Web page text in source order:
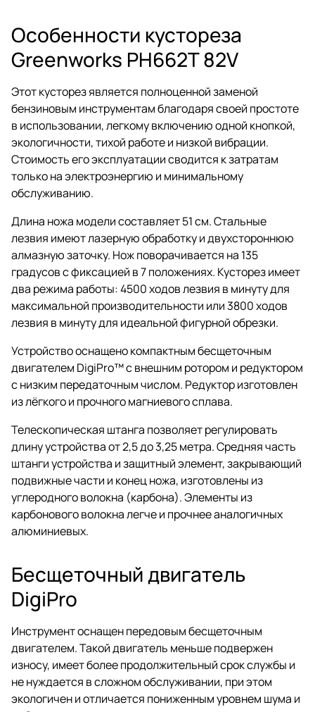
Особенности кустореза
Greenworks PH662T 82V
Этот кусторез является полноценной заменой
бензиновым инструментам благодаря своей простоте
в использовании, легкому включению одной кнопкой,
экологичности, тихой работе и низкой вибрации.
Стоимость его эксплуатации сводится к затратам
только на электроэнергию и минимальному
обслуживанию.
Длина ножа модели составляет 51 см. Стальные
лезвия имеют лазерную обработку и двухстороннюю
алмазную заточку. Нож поворачивается на 135
градусов с фиксацией в 7 положениях. Кусторез имеет
два режима работы: 4500 ходов лезвия в минуту для
максимальной производительности или 3800 ходов
лезвия в минуту для идеальной фигурной обрезки.
Устройство оснащено компактным бесщеточным
двигателем DigiPro™ с внешним ротором и редуктором
с низким передаточным числом. Редуктор изготовлен
из лёгкого и прочного магниевого сплава.
Телескопическая штанга позволяет регулировать
длину устройства от 2,5 до 3,25 метра. Средняя часть
штанги устройства и защитный элемент, закрывающий
подвижные части и конец ножа, изготовлены из
углеродного волокна (карбона). Элементы из
карбонового волокна легче и прочнее аналогичных
алюминиевых.
Бесщеточный двигатель
DigiPro
Инструмент оснащен передовым бесщеточным
двигателем. Такой двигатель меньше подвержен
износу, имеет более продолжительный срок службы и
не нуждается в сложном обслуживании, при этом
экологичен и отличается пониженным уровнем шума и